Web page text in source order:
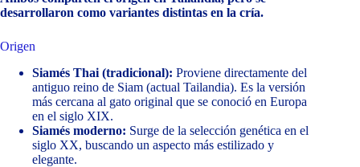
desarrollaron como variantes distintas en la cría.
Origen
Siamés Thai (tradicional): Proviene directamente del
antiguo reino de Siam (actual Tailandia). Es la versión
más cercana al gato original que se conoció en Europa
en el siglo XIX.
Siamés moderno: Surge de la selección genética en el
siglo XX, buscando un aspecto más estilizado y
elegante.